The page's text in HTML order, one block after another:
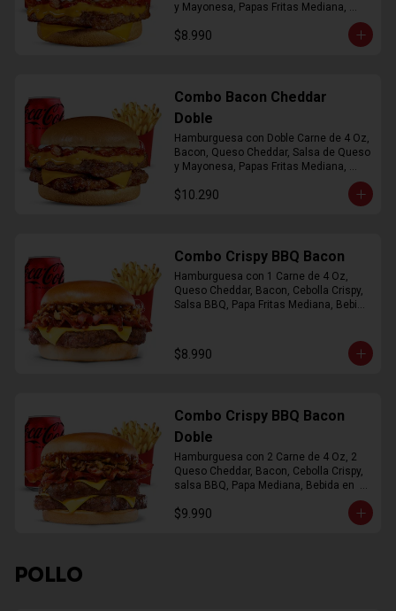
y Mayonesa, Papas Fritas Mediana,
$8.990
Combo Bacon Cheddar
Doble
Hamburguesa con Doble Carne de 4 Oz,
Bacon, Queso Cheddar, Salsa de Queso
y Mayonesa, Papas Fritas Mediana,
$10.290
Combo Crispy BBQ Bacon
Hamburguesa con 1 Carne de 4 Oz,
Queso Cheddar, Bacon, Cebolla Crispy,
Salsa BBQ, Papa Fritas Mediana, Bebida
$8.990
Combo Crispy BBQ Bacon
Doble
Hamburguesa con 2 Carne de 4 Oz, 2
Queso Cheddar, Bacon, Cebolla Crispy,
salsa BBQ, Papa Mediana, Bebida en
$9.990
POLLO